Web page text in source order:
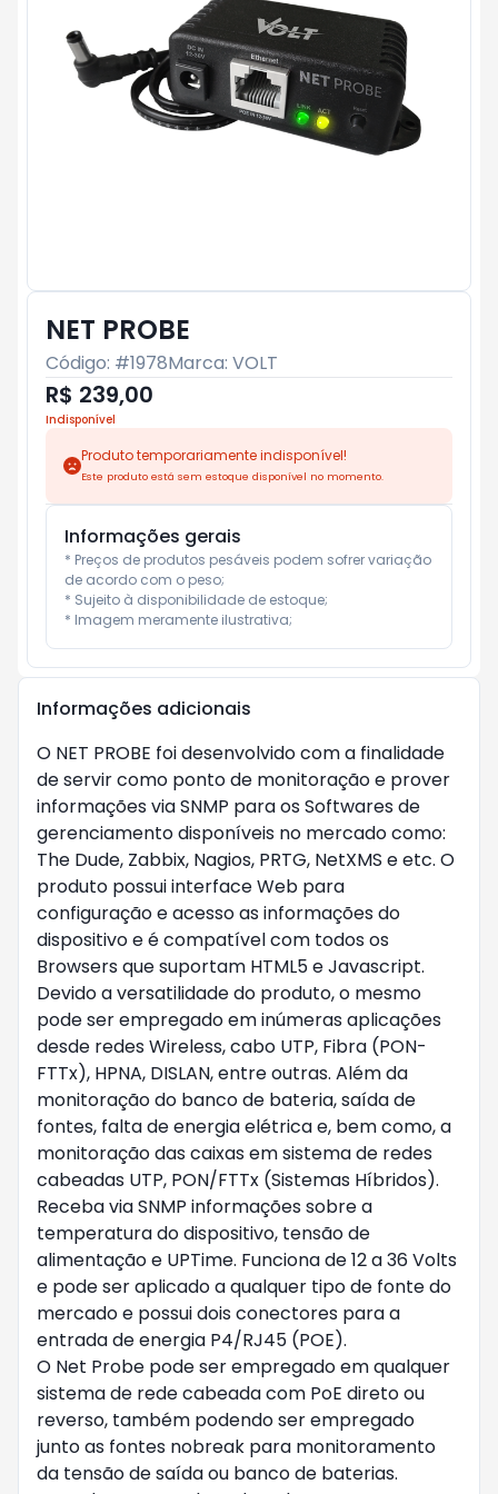
NET PROBE
Código: #1978Marca: VOLT
R$ 239,00
Indisponível
Produto temporariamente indisponível!
Este produto está sem estoque disponível no momento.
Informações gerais
* Preços de produtos pesáveis podem sofrer variação
de acordo com o peso;
* Sujeito à disponibilidade de estoque;
* Imagem meramente ilustrativa;
Informações adicionais
O NET PROBE foi desenvolvido com a finalidade
de servir como ponto de monitoração e prover
informações via SNMP para os Softwares de
gerenciamento disponíveis no mercado como:
The Dude, Zabbix, Nagios, PRTG, NetXMS e etc. O
produto possui interface Web para
configuração e acesso as informações do
dispositivo e é compatível com todos os
Browsers que suportam HTML5 e Javascript.
Devido a versatilidade do produto, o mesmo
pode ser empregado em inúmeras aplicações
desde redes Wireless, cabo UTP, Fibra (PON-
FTTx), HPNA, DISLAN, entre outras. Além da
monitoração do banco de bateria, saída de
fontes, falta de energia elétrica e, bem como, a
monitoração das caixas em sistema de redes
cabeadas UTP, PON/FTTx (Sistemas Híbridos).
Receba via SNMP informações sobre a
temperatura do dispositivo, tensão de
alimentação e UPTime. Funciona de 12 a 36 Volts
e pode ser aplicado a qualquer tipo de fonte do
mercado e possui dois conectores para a
entrada de energia P4/RJ45 (POE).
O Net Probe pode ser empregado em qualquer
sistema de rede cabeada com PoE direto ou
reverso, também podendo ser empregado
junto as fontes nobreak para monitoramento
da tensão de saída ou banco de baterias.